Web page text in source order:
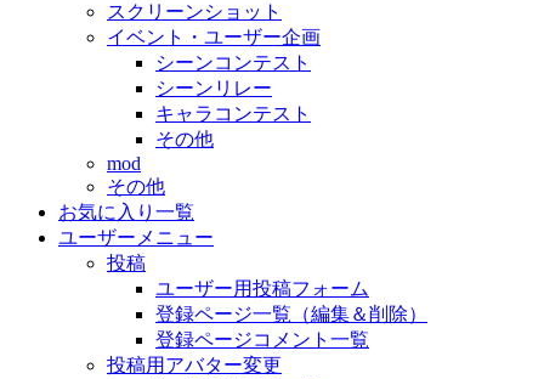
スクリーンショット
イベント・ユーザー企画
シーンコンテスト
シーンリレー
キャラコンテスト
その他
mod
その他
お気に入り一覧
ユーザーメニュー
投稿
ユーザー用投稿フォーム
登録ページ一覧（編集＆削除）
登録ページコメント一覧
投稿用アバター変更